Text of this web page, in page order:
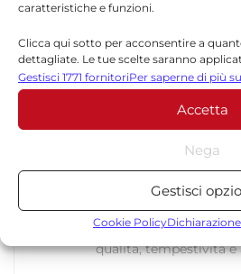
caratteristiche e funzioni.
Clicca qui sotto per acconsentire a
dettagliate. Le tue scelte saranno
sito. È possibile modificare le
compreso il ritiro del consenso,
Policy o cliccando sul pulsante di
inferiore dello schermo.
Statistiche
Archiviare informazioni su dispositivo
prestazioni degli annunci, Misurare le
combinazione di dati provenienti da
Gestisci 1771 fornitoriPer saperne di più
Accetta
Nega
Gestisci
Cookie Policy
La redazione di
da giornalisti, collaboratori
dell’informazione che ogni
offrire notizie,
accurati dedicati alla Sicilia,
politica, alla cronaca, alla
team dinamico e
qualità, tempestività e